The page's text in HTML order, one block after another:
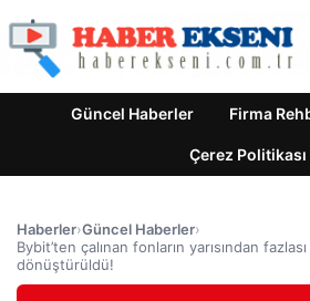
Güncel Haberler Firma
Çerez Politikası
Haberler›Güncel Haberler›
Bybit’ten çalınan fonların yarısından
dönüştürüldü!